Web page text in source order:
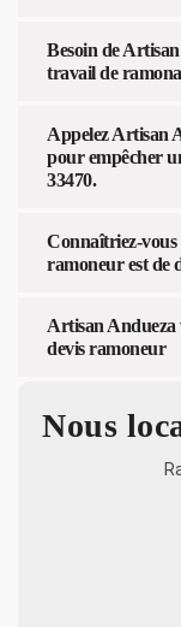
Besoin de
travail de
Appelez Artisan
pour empêcher
33470.
Connaîtriez-vous
ramoneur est de
Artisan Andueza
devis ramoneur
Nous